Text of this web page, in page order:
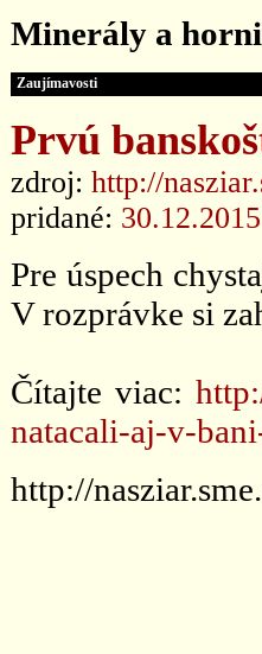
Minerály a
Zaujímavosti
Prvú
zdroj: http://
pridané: 30.12.2015
Pre úspech
V rozprávke si
Čítajte viac:
natacali-aj-v-
http://